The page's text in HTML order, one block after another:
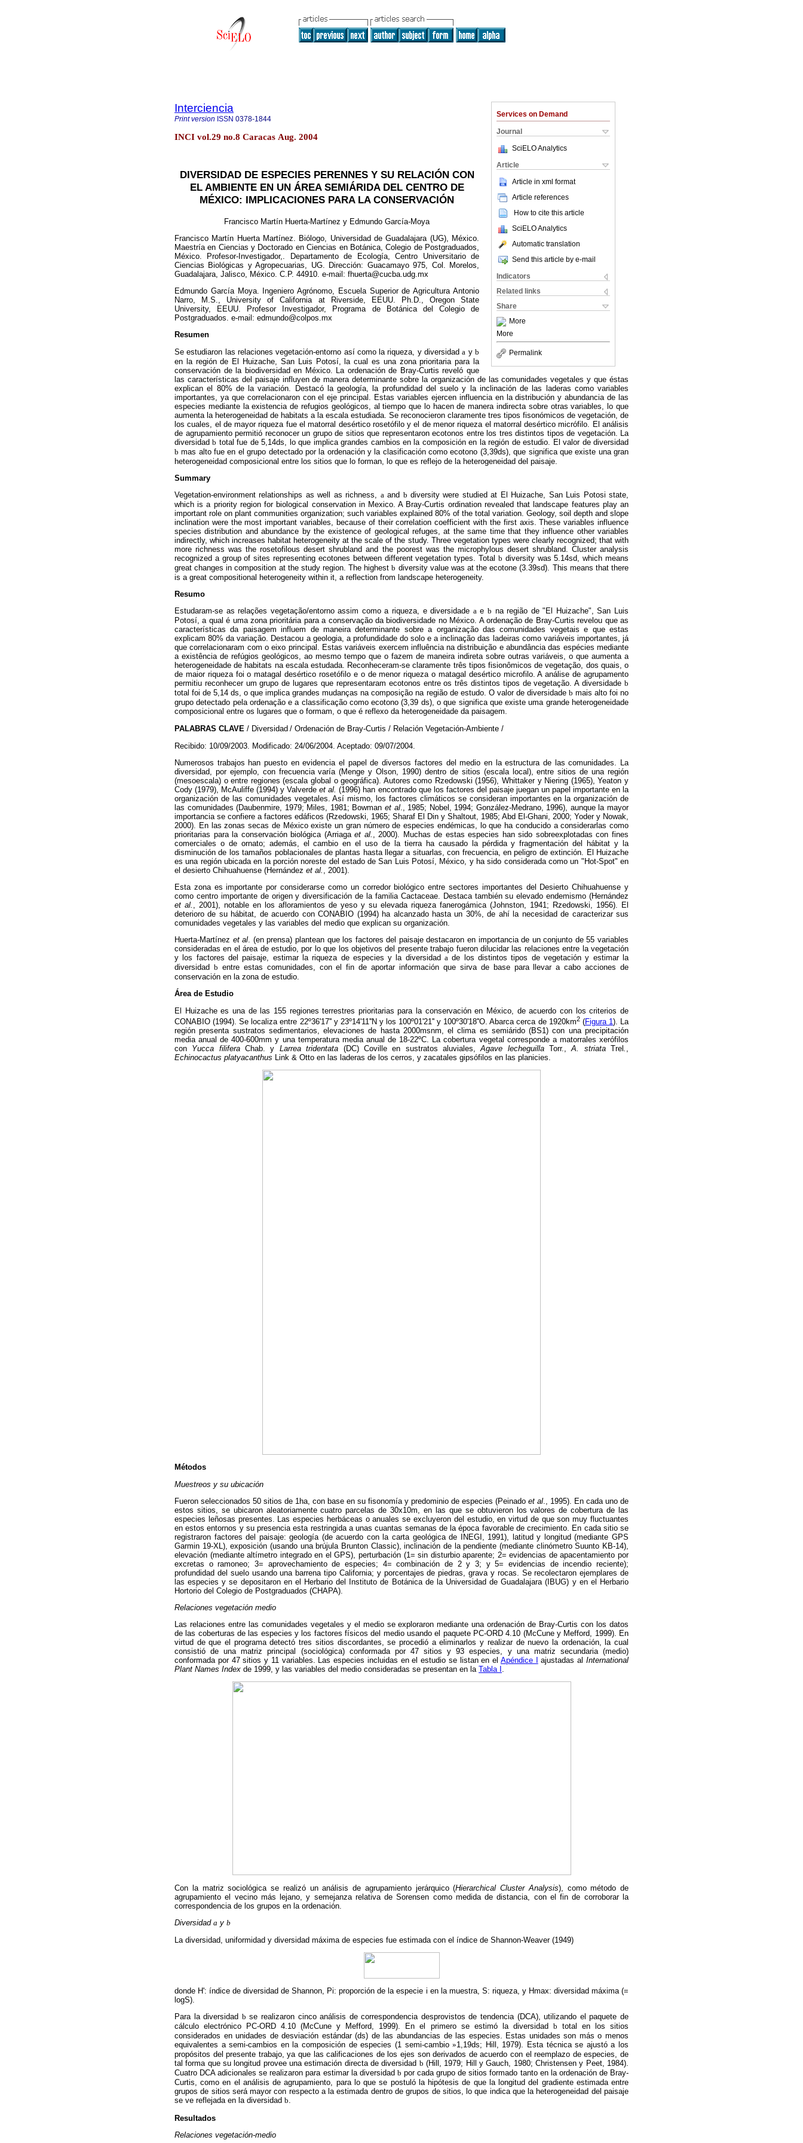
Services on Demand
Journal
SciELO Analytics
Article
Article in xml format
Article references
How to cite this article
SciELO Analytics
Automatic translation
Send this article by e-mail
Indicators
Related links
Share
More
More
Permalink
Interciencia
Print version ISSN 0378-1844
INCI vol.29 no.8 Caracas Aug. 2004
DIVERSIDAD DE ESPECIES PERENNES Y SU RELACIÓN CON
EL AMBIENTE EN UN ÁREA SEMIÁRIDA DEL CENTRO DE
MÉXICO: IMPLICACIONES PARA LA CONSERVACIÓN
Francisco Martín Huerta-Martínez y Edmundo García-Moya
Francisco Martín Huerta Martínez. Biólogo, Universidad de Guadalajara (UG), México.
Maestría en Ciencias y Doctorado en Ciencias en Botánica, Colegio de Postgraduados,
México. Profesor-Investigador,. Departamento de Ecología, Centro Universitario de
Ciencias Biológicas y Agropecuarias, UG. Dirección: Guacamayo 975, Col. Morelos,
Guadalajara, Jalisco, México. C.P. 44910. e-mail: fhuerta@cucba.udg.mx
Edmundo García Moya. Ingeniero Agrónomo, Escuela Superior de Agricultura Antonio
Narro, M.S., University of California at Riverside, EEUU. Ph.D., Oregon State
University, EEUU. Profesor Investigador, Programa de Botánica del Colegio de
Postgraduados. e-mail: edmundo@colpos.mx
Resumen
Se estudiaron las relaciones vegetación-entorno así como la riqueza, y diversidada yb
en la región de El Huizache, San Luis Potosí, la cual es una zona prioritaria para la
conservación de la biodiversidad en México. La ordenación de Bray-Curtis reveló que
las características del paisaje influyen de manera determinante sobre la organización de las comunidades vegetales y que éstas
explican el 80% de la variación. Destacó la geología, la profundidad del suelo y la inclinación de las laderas como variables
importantes, ya que correlacionaron con el eje principal. Estas variables ejercen influencia en la distribución y abundancia de las
especies mediante la existencia de refugios geológicos, al tiempo que lo hacen de manera indirecta sobre otras variables, lo que
aumenta la heterogeneidad de habitats a la escala estudiada. Se reconocieron claramente tres tipos fisonómicos de vegetación, de
los cuales, el de mayor riqueza fue el matorral desértico rosetófilo y el de menor riqueza el matorral desértico micrófilo. El análisis
de agrupamiento permitió reconocer un grupo de sitios que representaron ecotonos entre los tres distintos tipos de vegetación. La
diversidadb total fue de 5,14ds, lo que implica grandes cambios en la composición en la región de estudio. El valor de diversidad
b mas alto fue en el grupo detectado por la ordenación y la clasificación como ecotono (3,39ds), que significa que existe una gran
heterogeneidad composicional entre los sitios que lo forman, lo que es reflejo de la heterogeneidad del paisaje.
Summary
Vegetation-environment relationships as well as richness, a and b diversity were studied at El Huizache, San Luis Potosi state,
which is a priority region for biological conservation in Mexico. A Bray-Curtis ordination revealed that landscape features play an
important role on plant communities organization; such variables explained 80% of the total variation. Geology, soil depth and slope
inclination were the most important variables, because of their correlation coefficient with the first axis. These variables influence
species distribution and abundance by the existence of geological refuges, at the same time that they influence other variables
indirectly, which increases habitat heterogeneity at the scale of the study. Three vegetation types were clearly recognized; that with
more richness was the rosetofilous desert shrubland and the poorest was the microphylous desert shrubland. Cluster analysis
recognized a group of sites representing ecotones between different vegetation types. Total b diversity was 5.14sd, which means
great changes in composition at the study region. The highestb diversity value was at the ecotone (3.39sd). This means that there
is a great compositional heterogeneity within it, a reflection from landscape heterogeneity.
Resumo
Estudaram-se as relações vegetação/entorno assim como a riqueza, e diversidade ae b na região de "El Huizache", San Luis
Potosí, a qual é uma zona prioritária para a conservação da biodiversidade no México. A ordenação de Bray-Curtis revelou que as
características da paisagem influem de maneira determinante sobre a organização das comunidades vegetais e que estas
explicam 80% da variação. Destacou a geologia, a profundidade do solo e a inclinação das ladeiras como variáveis importantes, já
que correlacionaram com o eixo principal. Estas variáveis exercem influência na distribuição e abundância das espécies mediante
a existência de refúgios geológicos, ao mesmo tempo que o fazem de maneira indireta sobre outras variáveis, o que aumenta a
heterogeneidade de habitats na escala estudada. Reconheceram-se claramente três tipos fisionômicos de vegetação, dos quais, o
de maior riqueza foi o matagal desértico rosetófilo e o de menor riqueza o matagal desértico microfilo. A análise de agrupamento
permitiu reconhecer um grupo de lugares que representaram ecotonos entre os três distintos tipos de vegetação. A diversidade b
total foi de 5,14 ds, o que implica grandes mudanças na composição na região de estudo. O valor de diversidade b mais alto foi no
grupo detectado pela ordenação e a classificação como ecotono (3,39 ds), o que significa que existe uma grande heterogeneidade
composicional entre os lugares que o formam, o que é reflexo da heterogeneidade da paisagem.
PALABRAS CLAVE / Diversidad / Ordenación de Bray-Curtis / Relación Vegetación-Ambiente /
Recibido: 10/09/2003. Modificado: 24/06/2004. Aceptado: 09/07/2004.
Numerosos trabajos han puesto en evidencia el papel de diversos factores del medio en la estructura de las comunidades. La
diversidad, por ejemplo, con frecuencia varía (Menge y Olson, 1990) dentro de sitios (escala local), entre sitios de una región
(mesoescala) o entre regiones (escala global o geográfica). Autores como Rzedowski (1956), Whittaker y Niering (1965), Yeaton y
Cody (1979), McAuliffe (1994) y Valverdeet al.(1996) han encontrado que los factores del paisaje juegan un papel importante en la
organización de las comunidades vegetales. Así mismo, los factores climáticos se consideran importantes en la organización de
las comunidades (Daubenmire, 1979; Miles, 1981; Bowman et al., 1985; Nobel, 1994; González-Medrano, 1996), aunque la mayor
importancia se confiere a factores edáficos (Rzedowski, 1965; Sharaf El Din y Shaltout, 1985; Abd El-Ghani, 2000; Yoder y Nowak,
2000). En las zonas secas de México existe un gran número de especies endémicas, lo que ha conducido a considerarlas como
prioritarias para la conservación biológica (Arriagaet al.
, 2000). Muchas de estas especies han sido sobreexplotadas con fines
comerciales o de ornato; además, el cambio en el uso de la tierra ha causado la pérdida y fragmentación del hábitat y la
disminución de los tamaños poblacionales de plantas hasta llegar a situarlas, con frecuencia, en peligro de extinción. El Huizache
es una región ubicada en la porción noreste del estado de San Luis Potosí, México, y ha sido considerada como un "Hot-Spot" en
el desierto Chihuahuense (Hernández et al.
, 2001).
Esta zona es importante por considerarse como un corredor biológico entre sectores importantes del Desierto Chihuahuense y
como centro importante de origen y diversificación de la familia Cactaceae. Destaca también su elevado endemismo (Hernández
et al. , 2001), notable en los afloramientos de yeso y su elevada riqueza fanerogámica (Johnston, 1941; Rzedowski, 1956). El
deterioro de su hábitat, de acuerdo con CONABIO (1994) ha alcanzado hasta un 30%, de ahí la necesidad de caracterizar sus
comunidades vegetales y las variables del medio que explican su organización.
Huerta-Martínez et al. (en prensa) plantean que los factores del paisaje destacaron en importancia de un conjunto de 55 variables
consideradas en el área de estudio, por lo que los objetivos del presente trabajo fueron dilucidar las relaciones entre la vegetación
y los factores del paisaje, estimar la riqueza de especies y la diversidada de los distintos tipos de vegetación y estimar la
diversidad b entre estas comunidades, con el fin de aportar información que sirva de base para llevar a cabo acciones de
conservación en la zona de estudio.
Área de Estudio
El Huizache es una de las 155 regiones terrestres prioritarias para la conservación en México, de acuerdo con los criterios de
CONABIO (1994). Se localiza entre 22º36'17'' y 23º14'11''N y los 100º01'21'' y 100º30'18''O. Abarca cerca de 1920km2(Figura 1). La
región presenta sustratos sedimentarios, elevaciones de hasta 2000msnm, el clima es semiárido (BS1) con una precipitación
media anual de 400-600mm y una temperatura media anual de 18-22ºC. La cobertura vegetal corresponde a matorrales xerófilos
con Yucca filiferaChab. y Larrea tridentata (DC) Coville en sustratos aluviales,Agave lecheguillaTorr.,A. striataTrel. ,
Echinocactus platyacanthus Link & Otto en las laderas de los cerros, y zacatales gipsófilos en las planicies.
Métodos
Muestreos y su ubicación
Fueron seleccionados 50 sitios de 1ha, con base en su fisonomía y predominio de especies (Peinado et al ., 1995). En cada uno de
estos sitios, se ubicaron aleatoriamente cuatro parcelas de 30x10m, en las que se obtuvieron los valores de cobertura de las
especies leñosas presentes. Las especies herbáceas o anuales se excluyeron del estudio, en virtud de que son muy fluctuantes
en estos entornos y su presencia esta restringida a unas cuantas semanas de la época favorable de crecimiento. En cada sitio se
registraron factores del paisaje: geología (de acuerdo con la carta geológica de INEGI, 1991), latitud y longitud (mediante GPS
Garmin 19-XL), exposición (usando una brújula Brunton Classic), inclinación de la pendiente (mediante clinómetro Suunto KB-14),
elevación (mediante altímetro integrado en el GPS), perturbación (1= sin disturbio aparente; 2= evidencias de apacentamiento por
excretas o ramoneo; 3= aprovechamiento de especies; 4= combinación de 2 y 3; y 5= evidencias de incendio reciente);
profundidad del suelo usando una barrena tipo California; y porcentajes de piedras, grava y rocas. Se recolectaron ejemplares de
las especies y se depositaron en el Herbario del Instituto de Botánica de la Universidad de Guadalajara (IBUG) y en el Herbario
Hortorio del Colegio de Postgraduados (CHAPA).
Relaciones vegetación medio
Las relaciones entre las comunidades vegetales y el medio se exploraron mediante una ordenación de Bray-Curtis con los datos
de las coberturas de las especies y los factores físicos del medio usando el paquete PC-ORD 4.10 (McCune y Mefford, 1999). En
virtud de que el programa detectó tres sitios discordantes, se procedió a eliminarlos y realizar de nuevo la ordenación, la cual
consistió de una matriz principal (sociológica) conformada por 47 sitios y 93 especies, y una matriz secundaria (medio)
conformada por 47 sitios y 11 variables. Las especies incluidas en el estudio se listan en el Apéndice I ajustadas alInternational
Plant Names Index de 1999, y las variables del medio consideradas se presentan en la Tabla I .
Con la matriz sociológica se realizó un análisis de agrupamiento jerárquico (Hierarchical Cluster Analysis), como método de
agrupamiento el vecino más lejano, y semejanza relativa de Sorensen como medida de distancia, con el fin de corroborar la
correspondencia de los grupos en la ordenación.
Diversidad a y b
La diversidad, uniformidad y diversidad máxima de especies fue estimada con el índice de Shannon-Weaver (1949)
donde H': índice de diversidad de Shannon, Pi: proporción de la especie i en la muestra, S: riqueza, y Hmax: diversidad máxima (=
logS).
Para la diversidad b se realizaron cinco análisis de correspondencia desprovistos de tendencia (DCA), utilizando el paquete de
cálculo electrónico PC-ORD 4.10 (McCune y Mefford, 1999). En el primero se estimó la diversidad b total en los sitios
considerados en unidades de desviación estándar (ds) de las abundancias de las especies. Estas unidades son más o menos
equivalentes a semi-cambios en la composición de especies (1 semi-cambio»1,19ds; Hill, 1979). Esta técnica se ajustó a los
propósitos del presente trabajo, ya que las calificaciones de los ejes son derivados de acuerdo con el reemplazo de especies, de
tal forma que su longitud provee una estimación directa de diversidad b (Hill, 1979; Hill y Gauch, 1980; Christensen y Peet, 1984).
Cuatro DCA adicionales se realizaron para estimar la diversidad b por cada grupo de sitios formado tanto en la ordenación de Bray-
Curtis, como en el análisis de agrupamiento, para lo que se postuló la hipótesis de que la longitud del gradiente estimada entre
grupos de sitios será mayor con respecto a la estimada dentro de grupos de sitios, lo que indica que la heterogeneidad del paisaje
se ve reflejada en la diversidad b.
Resultados
Relaciones vegetación-medio